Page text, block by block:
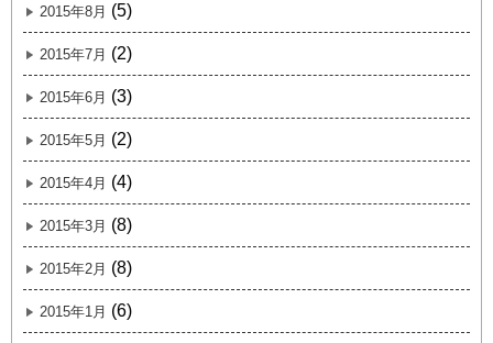
2015年8月 (5)
2015年7月 (2)
2015年6月 (3)
2015年5月 (2)
2015年4月 (4)
2015年3月 (8)
2015年2月 (8)
2015年1月 (6)